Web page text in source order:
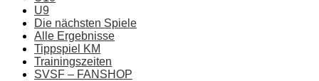
U9
Die nächsten Spiele
Alle Ergebnisse
Tippspiel KM
Trainingszeiten
SVSF – FANSHOP